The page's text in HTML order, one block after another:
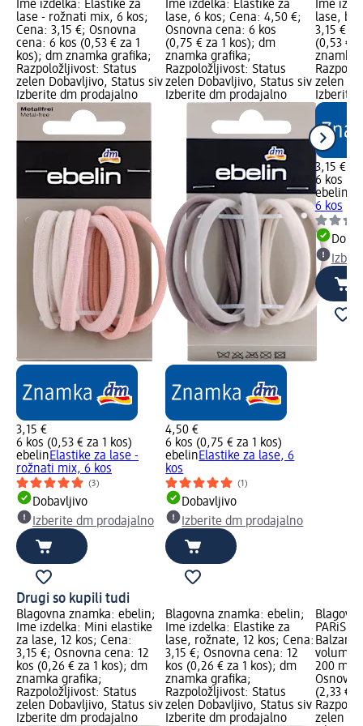
Ime izdelka: Elastike za
lase - rožnati mix, 6 kos;
Cena: 3,15 €; Osnovna
cena: 6 kos (0,53 € za 1
kos); dm znamka grafika;
Razpoložljivost: Status
zelen Dobavljivo, Status siv
Izberite dm prodajalno
3,15 €
6 kos (0,53 € za 1 kos)
ebelinElastike za lase -
rožnati mix, 6 kos
(3)
Dobavljivo
Izberite dm prodajalno
Ime izdelka: Elastike za
lase, 6 kos; Cena: 4,50 €;
Osnovna cena: 6 kos
(0,75 € za 1 kos); dm
znamka grafika;
Razpoložljivost: Status
zelen Dobavljivo, Status siv
Izberite dm prodajalno
4,50 €
6 kos (0,75 € za 1 kos)
ebelinElastike za lase, 6
kos
(1)
Dobavljivo
Izberite dm prodajalno
Ime
lase,
3,15 €;
(0,53 €
znamka
zelen
Izberite
3,15 €
6 kos
ebelin
6 kos
Drugi so kupili tudi
Blagovna znamka: ebelin;
Ime izdelka: Mini elastike
za lase, 12 kos; Cena:
3,15 €; Osnovna cena: 12
kos (0,26 € za 1 kos); dm
znamka grafika;
Razpoložljivost: Status
zelen Dobavljivo, Status siv
Izberite dm prodajalno
Blagovna znamka: ebelin;
Ime izdelka: Elastike za
lase, rožnate, 12 kos; Cena:
3,15 €; Osnovna cena: 12
kos (0,26 € za 1 kos); dm
znamka grafika;
Razpoložljivost: Status
zelen Dobavljivo, Status siv
Izberite dm prodajalno
PARiS
Balzam
200 ml;
(2,33 €
zelen